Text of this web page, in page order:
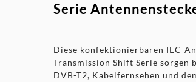
Serie
Diese konfektionierbaren IEC-
Transmission Shift Serie sorgen
DVB-T2, Kabelfernsehen und